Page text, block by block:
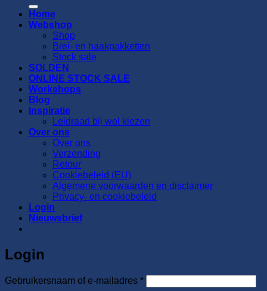
Home
Webshop
Shop
Brei- en haakpakketten
Stock sale
SOLDEN
ONLINE STOCK SALE
Workshops
Blog
Inspiratie
Leidraad bij wol kiezen
Over ons
Over ons
Verzending
Retour
Cookiebeleid (EU)
Algemene voorwaarden en disclaimer
Privacy- en cookiebeleid
Login
Nieuwsbrief
Login
Gebruikersnaam of e-mailadres *Vereist